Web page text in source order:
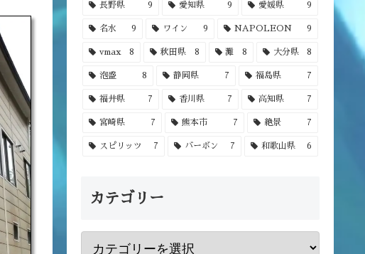
長野県 9 愛知県 9 愛媛県 9
名水 9 ワイン 9 NAPOLEON 9
vmax 8 秋田県 8 灘 8 大分県 8
泡盛 8 静岡県 7 福島県 7
福井県 7 香川県 7 高知県 7
宮崎県 7 熊本市 7 絶景 7
スピリッツ 7 バーボン 7 和歌山県 6
カテゴリー